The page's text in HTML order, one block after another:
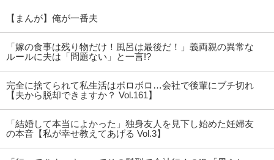
【まんが】俺が一番夫
「嫁の食事は残り物だけ！風呂は最後だ！」義両親の異常な
ルールに夫は「問題ない」と一言!?
完全に捨てられて私生活はボロボロ…会社で後輩にブチ切れ
【夫から脱却できますか？ Vol.161】
「結婚して本当によかった」独身友人を見下し始めた妊婦友
の本音【私が幸せ教えてあげる Vol.3】